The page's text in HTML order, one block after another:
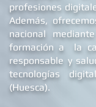
profesiones
Además,
nacional
formación a la
responsable y
tecnologías
(Huesca).